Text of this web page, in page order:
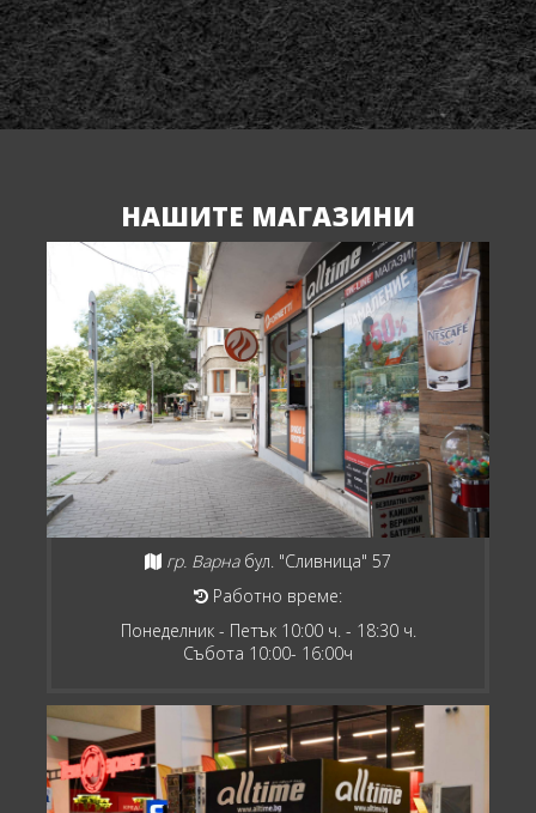
НАШИТЕ МАГАЗИНИ
гр. Варна бул. "Сливница" 57
Работно време:
Понеделник - Петък 10:00 ч. - 18:30 ч.
Събота 10:00- 16:00ч